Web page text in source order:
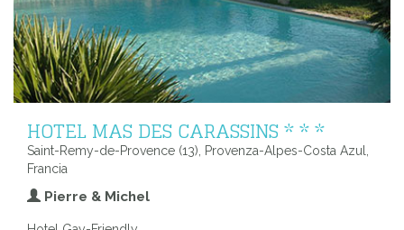
HOTEL MAS DES CARASSINS * * *
Saint-Remy-de-Provence (13), Provenza-Alpes-Costa Azul,
Francia
Pierre & Michel